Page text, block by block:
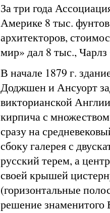
За три года
Америке 8 тыс.
архитекторов,
мир» дал 8 тыс.,
В начале 1879 г.
Доджшен и Ансуорт
викторианской
кирпича с
сразу на
сбоку галерея с
русский терем, а
своей крышей
(горизонтальные
решение знаменитого